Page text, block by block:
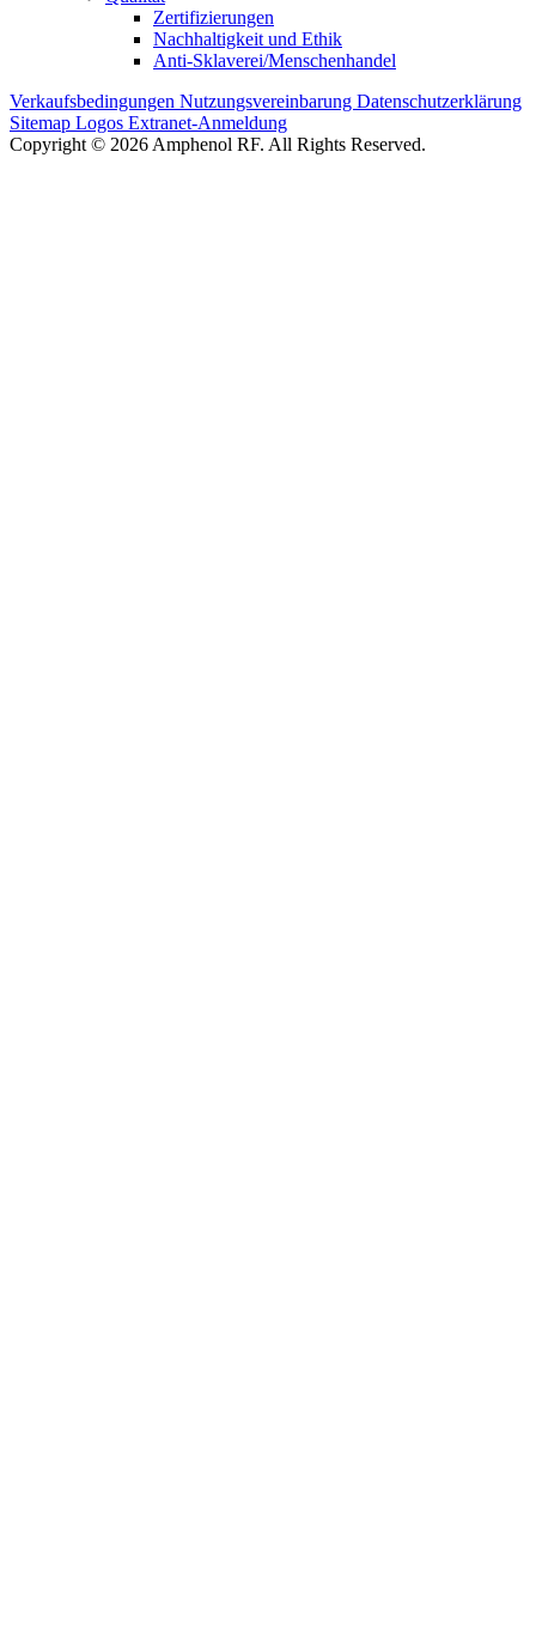
Zertifizierungen
Nachhaltigkeit und Ethik
Anti-Sklaverei/Menschenhandel
Verkaufsbedingungen Nutzungsvereinbarung Datenschutzerklärung
Sitemap Logos Extranet-Anmeldung
Copyright © 2026 Amphenol RF. All Rights Reserved.